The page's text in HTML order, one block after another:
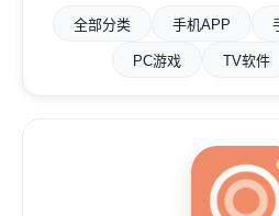
全部分类 手机APP
PC游戏 TV软件